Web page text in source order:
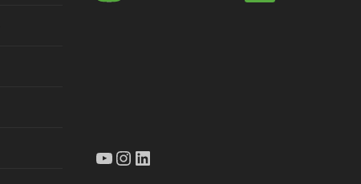
YouTube Instagram LinkedIn